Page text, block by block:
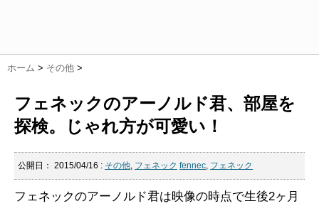
ホーム > その他 >
フェネックのアーノルド君、部屋を
探検。じゃれ方が可愛い！
公開日： 2015/04/16 : その他, フェネック fennec, フェネック
フェネックのアーノルド君は映像の時点で生後2ヶ月